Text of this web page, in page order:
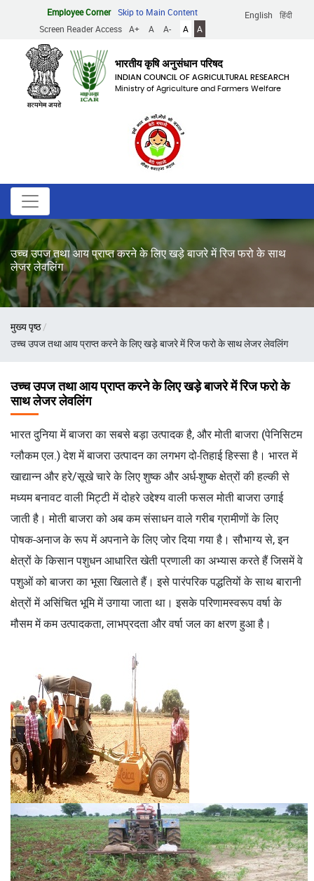
content
English हिंदी
Employee Corner
Skip to Main Content
Screen Reader Access
A+ A A- A A
भारतीय कृषि अनुसंधान परिषद
INDIAN COUNCIL OF AGRICULTURAL RESEARCH
Ministry of Agriculture and Farmers Welfare
उच्च उपज तथा आय प्राप्त करने के लिए खड़े बाजरे में रिज फरो के साथ
लेजर लेवलिंग
Breadcrumb
मुख्य पृष्ठ
उच्च उपज तथा आय प्राप्त करने के लिए खड़े बाजरे में रिज फरो के साथ लेजर लेवलिंग
उच्च उपज तथा आय प्राप्त करने के लिए खड़े बाजरे में रिज फरो के
साथ लेजर लेवलिंग
भारत दुनिया में बाजरा का सबसे बड़ा उत्पादक है, और मोती बाजरा (पेनिसिटम
ग्लौकम एल.) देश में बाजरा उत्पादन का लगभग दो-तिहाई हिस्सा है। भारत में
खाद्यान्न और हरे/सूखे चारे के लिए शुष्क और अर्ध-शुष्क क्षेत्रों की हल्की से
मध्यम बनावट वाली मिट्टी में दोहरे उद्देश्य वाली फसल मोती बाजरा उगाई
जाती है। मोती बाजरा को अब कम संसाधन वाले गरीब ग्रामीणों के लिए
पोषक-अनाज के रूप में अपनाने के लिए जोर दिया गया है। सौभाग्य से, इन
क्षेत्रों के किसान पशुधन आधारित खेती प्रणाली का अभ्यास करते हैं जिसमें वे
पशुओं को बाजरा का भूसा खिलाते हैं। इसे पारंपरिक पद्धतियों के साथ बारानी
क्षेत्रों में असिंचित भूमि में उगाया जाता था। इसके परिणामस्वरूप वर्षा के
मौसम में कम उत्पादकता, लाभप्रदता और वर्षा जल का क्षरण हुआ है।